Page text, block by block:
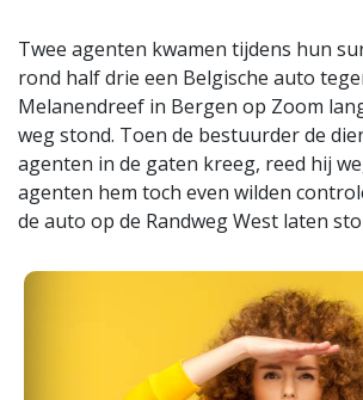
Twee agenten kwamen tijdens hun
rond half drie een Belgische auto
Melanendreef in Bergen op Zoom
weg stond. Toen de bestuurder de
agenten in de gaten kreeg, reed hij
agenten hem toch even wilden
de auto op de Randweg West laten